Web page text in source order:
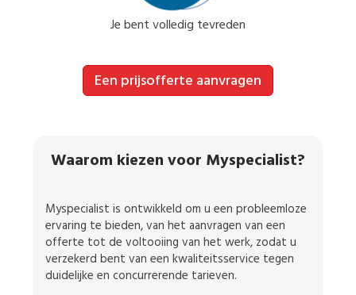
Je bent volledig tevreden
Een prijsofferte aanvragen
Waarom kiezen voor Myspecialist?
Myspecialist is ontwikkeld om u een probleemloze
ervaring te bieden, van het aanvragen van een
offerte tot de voltooiing van het werk, zodat u
verzekerd bent van een kwaliteitsservice tegen
duidelijke en concurrerende tarieven.